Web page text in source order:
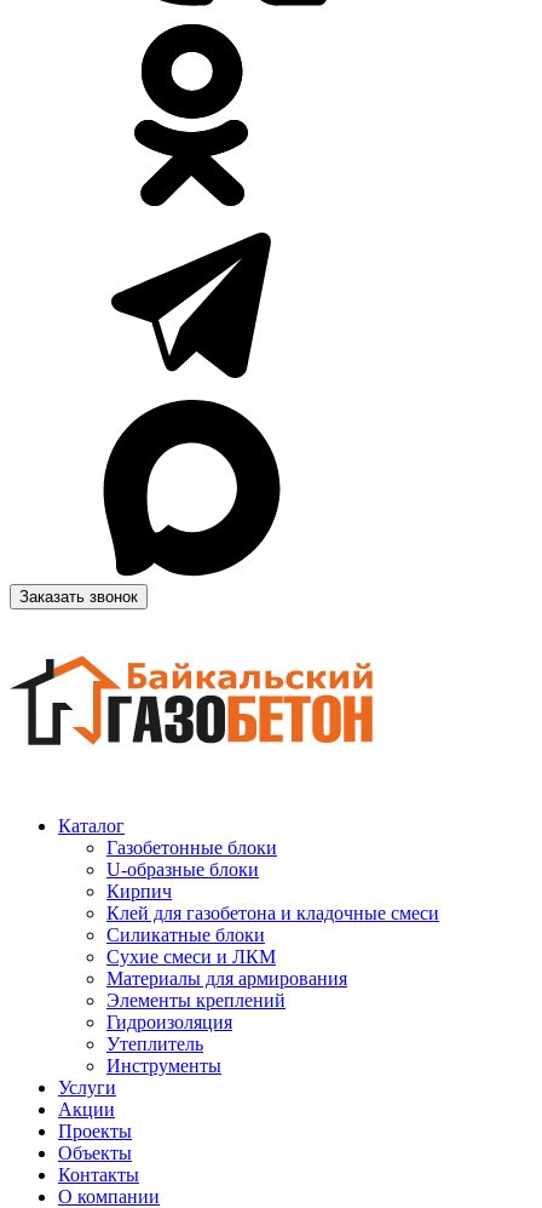
Заказать звонок
Каталог
Газобетонные блоки
U-образные блоки
Кирпич
Клей для газобетона и кладочные смеси
Силикатные блоки
Сухие смеси и ЛКМ
Материалы для армирования
Элементы креплений
Гидроизоляция
Утеплитель
Инструменты
Услуги
Акции
Проекты
Объекты
Контакты
О компании